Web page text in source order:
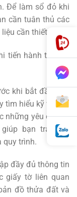
Để làm sổ đỏ khi
cần tuân thủ các
cần thiết.
tiến hành thủ tục
khi bắt đầu quá
tìm hiểu kỹ về quy
những yêu cầu và
bạn tránh vi
quy trình.
đầy đủ thông tin
giấy tờ liên quan
đồ thửa đất và